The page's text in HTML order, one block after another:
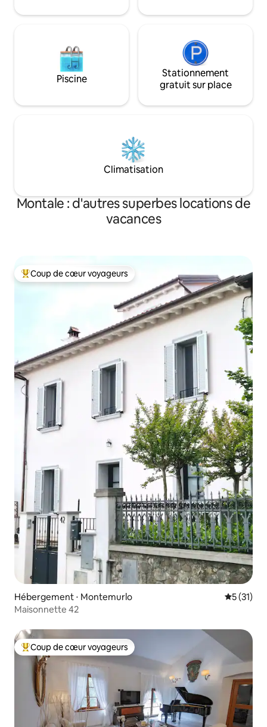
du fromage.
Piscine
Stationnement
gratuit sur place
Climatisation
Montale : d'autres superbes locations de
vacances
Coups de cœur voyageurs les plus appréciés
Coup de cœur voyageurs
Hébergement ⋅ Montemurlo
5 (31)
Maisonnette 42
Coups de cœur voyageurs les plus appréciés
Coup de cœur voyageurs